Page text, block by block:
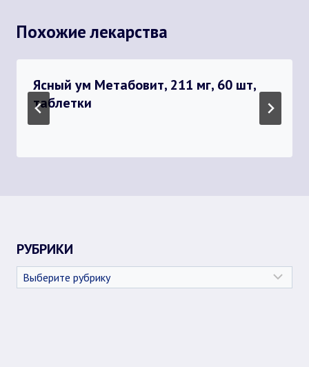
Похожие лекарства
Ясный ум Метабовит, 211 мг, 60 шт,
таблетки
РУБРИКИ
Рубрики